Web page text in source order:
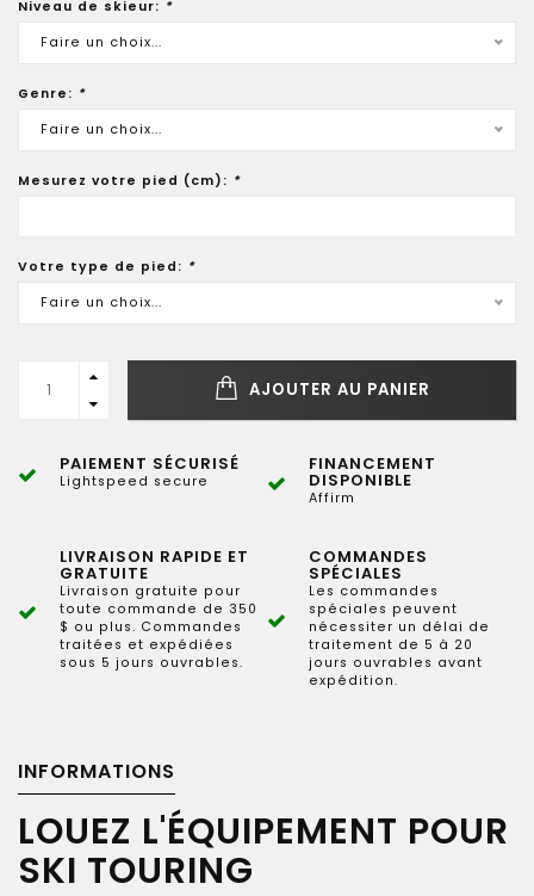
Niveau de skieur: *
Faire un choix...
Genre: *
Faire un choix...
Mesurez votre pied (cm): *
Votre type de pied: *
Faire un choix...
AJOUTER AU PANIER
PAIEMENT SÉCURISÉ
Lightspeed secure
FINANCEMENT
DISPONIBLE
Affirm
LIVRAISON RAPIDE ET
GRATUITE
Livraison gratuite pour
toute commande de 350
$ ou plus. Commandes
traitées et expédiées
sous 5 jours ouvrables.
COMMANDES
SPÉCIALES
Les commandes
spéciales peuvent
nécessiter un délai de
traitement de 5 à 20
jours ouvrables avant
expédition.
INFORMATIONS
LOUEZ L'ÉQUIPEMENT POUR
SKI TOURING